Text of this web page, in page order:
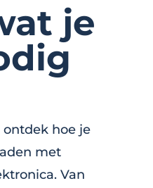
je
hoe je
met
Van